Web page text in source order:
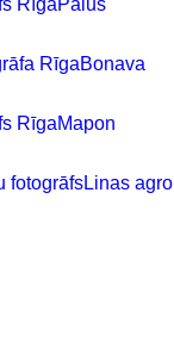
Palus
Bonava
Mapon
Linas agro